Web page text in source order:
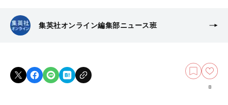
集英社オンライン編集部ニュース班
8